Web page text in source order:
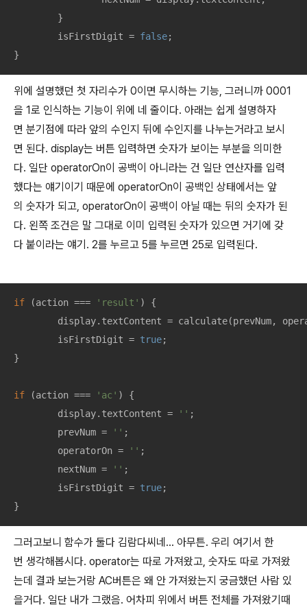
	isFirstDigit =
false;
}
위에 설명했던 첫 자리수가 0이면 무시하는 기능, 그러니까 0001
을 1로 인식하는 기능이 위에 네 줄이다. 아래는 쉽게 설명하자
면 분기점에 따라 앞의 수인지 뒤에 수인지를 나누는거라고 보시
면 된다. display는 버튼 입력하면 숫자가 보이는 부분을 의미한
다. 일단 operatorOn이 공백이 아니라는 건 일단 연산자를 입력
했다는 얘기이기 때문에 operatorOn이 공백인 상태에서는 앞
의 숫자가 되고, operatorOn이 공백이 아닐 때는 뒤의 숫자가 된
다. 왼쪽 조건은 말 그대로 이미 입력된 숫자가 있으면 거기에 갖
다 붙이라는 얘기. 2를 누르고 5를 누르면 25로 입력된다.
if (action === 'result' ) {
	isFirstDigit =
true;
}
if (action === 'ac' ) {
	display.textContent =
'' ;
	prevNum =
'' ;
	operatorOn =
'' ;
	nextNum =
'' ;
	isFirstDigit =
true;
}
그러고보니 함수가 둘다 김람다씨네… 아무튼. 우리 여기서 한
번 생각해봅시다. operator는 따로 가져왔고, 숫자도 따로 가져왔
는데 결과 보는거랑 AC버튼은 왜 안 가져왔는지 궁금했던 사람 있
을거다. 일단 내가 그랬음. 어차피 위에서 버튼 전체를 가져왔기때